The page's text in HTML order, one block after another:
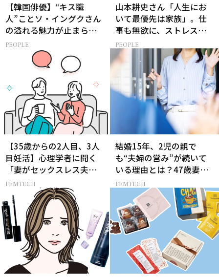
【韓国俳優】“キス職
人”ことソ・イングクさん
の溢れる魅力が止まらな
い【特別画像集】
PEOPLE
山本耕史さん「人生にお
いて最優先は家族」。仕
事も無欲に、ストレスを
溜めない生き方
PEOPLE
【35歳からの2人目、3人
目妊活】心理学者に聞く
「妻がセックスレス夫に
上手に切り出す方法」と
は？
FEMTECH
結婚15年、2児の親で
も“夫婦の営み”が続いて
いる理由とは？47歳妻が
実践する【レスにならな
いコツ】
FEMTECH